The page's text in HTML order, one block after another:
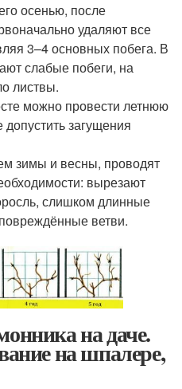
осенью, после
удаляют все
3–4 основных побега. В
слабые побеги, на
листвы.
можно провести летнюю
загущения
зимы и весны, проводят
вырезают
слишком длинные
ветви.
на даче.
на шпалере,